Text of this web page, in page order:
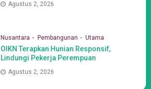
Agustus 2, 2026
Nusantara Pembangunan Utama
OIKN Terapkan Hunian Responsif,
Lindungi Pekerja Perempuan
Agustus 2, 2026